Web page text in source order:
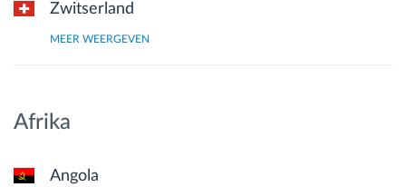
Zwitserland
MEER WEERGEVEN
Afrika
Angola